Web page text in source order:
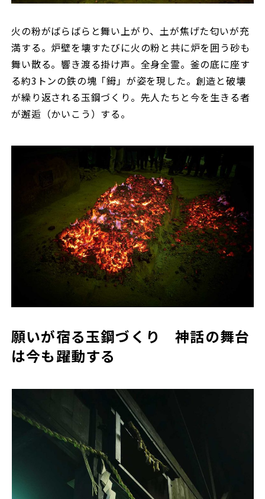
火の粉がばらばらと舞い上がり、土が焦げた匂いが充
満する。炉壁を壊すたびに火の粉と共に炉を囲う砂も
舞い散る。響き渡る掛け声。全身全霊。釜の底に座す
る約3トンの鉄の塊「鉧」が姿を現した。創造と破壊
が繰り返される玉鋼づくり。先人たちと今を生きる者
が邂逅（かいこう）する。
願いが宿る玉鋼づくり 神話の舞台
は今も躍動する